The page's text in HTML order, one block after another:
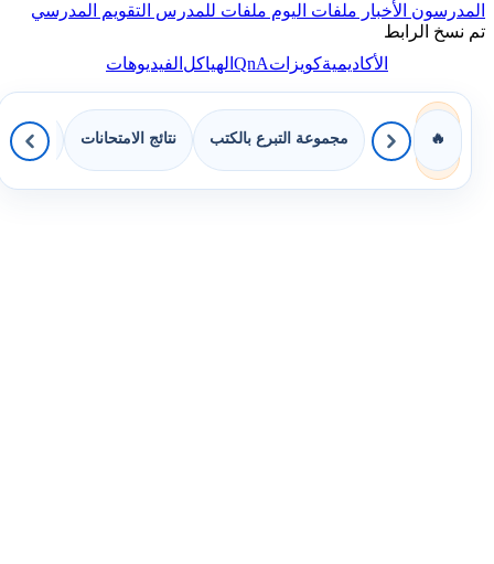
المدرسون الأخبار ملفات اليوم ملفات للمدرس التقويم المدرسي
تم نسخ الرابط
الأكاديميةكويزاتQnAالهياكل الفيديوهات
🔥 مجموعة التبرع بالكتب نتائج الامتحانات